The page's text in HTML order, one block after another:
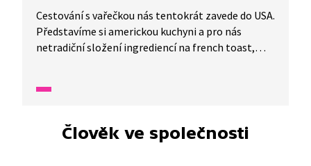
Cestování s vařečkou nás tentokrát zavede do USA.
Představíme si americkou kuchyni a pro nás
netradiční složení ingrediencí na french toast,
Člověk ve společnosti